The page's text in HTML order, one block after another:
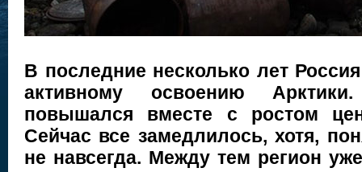
В последние несколько лет
активному освоению
повышался вместе с ростом
Сейчас все замедлилось, хотя,
не навсегда. Между тем регион